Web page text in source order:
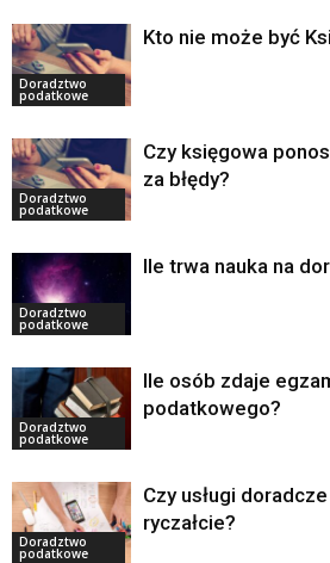
Doradztwo
podatkowe
Kto nie może być
Doradztwo
podatkowe
Czy księgowa
za błędy?
Doradztwo
podatkowe
Ile trwa nauka na
Doradztwo
podatkowe
Ile osób zdaje
podatkowego?
Doradztwo
podatkowe
Czy usługi
ryczałcie?